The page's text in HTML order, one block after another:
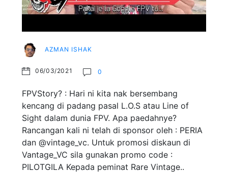
AZMAN ISHAK
06/03/2021 0
FPVStory? : Hari ni kita nak bersembang
kencang di padang pasal L.O.S atau Line of
Sight dalam dunia FPV. Apa paedahnye?
Rancangan kali ni telah di sponsor oleh : PERIA
dan @vintage_vc. Untuk promosi diskaun di
Vantage_VC sila gunakan promo code :
PILOTGILA Kepada peminat Rare Vintage..